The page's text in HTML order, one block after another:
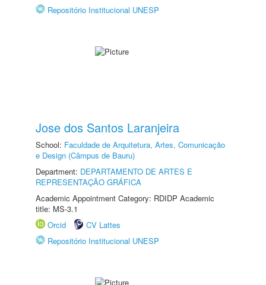
Repositório Institucional UNESP
Jose dos Santos Laranjeira
School: Faculdade de Arquitetura, Artes, Comunicação
e Design (Câmpus de Bauru)
Department: DEPARTAMENTO DE ARTES E
REPRESENTAÇÃO GRÁFICA
Academic Appointment Category: RDIDP Academic
title: MS-3.1
Orcid
CV Lattes
Repositório Institucional UNESP